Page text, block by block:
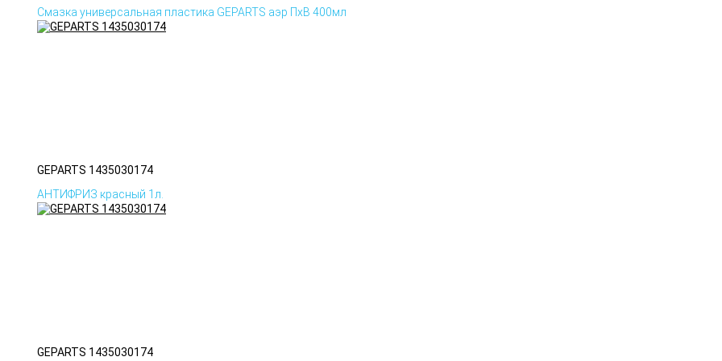
Смазка универсальная пластика GEPARTS аэр ПхВ 400мл
GEPARTS 1435030174
АНТИФРИЗ красный 1л.
GEPARTS 1435030174